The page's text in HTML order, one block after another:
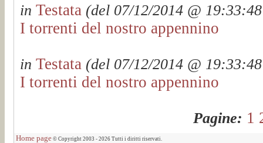
in Testata (del 07/12/2014 @
I torrenti del nostro appennino
in Testata (del 07/12/2014 @
I torrenti del nostro appennino
Pagine: 1
Home page © Copyright 2003 - 2026 Tutti i diritti riservati.